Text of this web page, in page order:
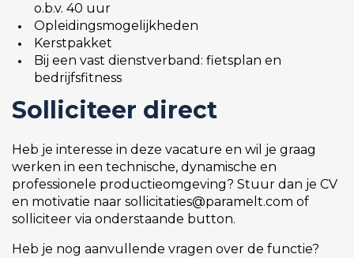
o.b.v. 40 uur
Opleidingsmogelijkheden
Kerstpakket
Bij een vast dienstverband: fietsplan en
bedrijfsfitness
Solliciteer direct
Heb je interesse in deze vacature en wil je graag
werken in een technische, dynamische en
professionele productieomgeving? Stuur dan je CV
en motivatie naar sollicitaties@paramelt.com of
solliciteer via onderstaande button.
Heb je nog aanvullende vragen over de functie?